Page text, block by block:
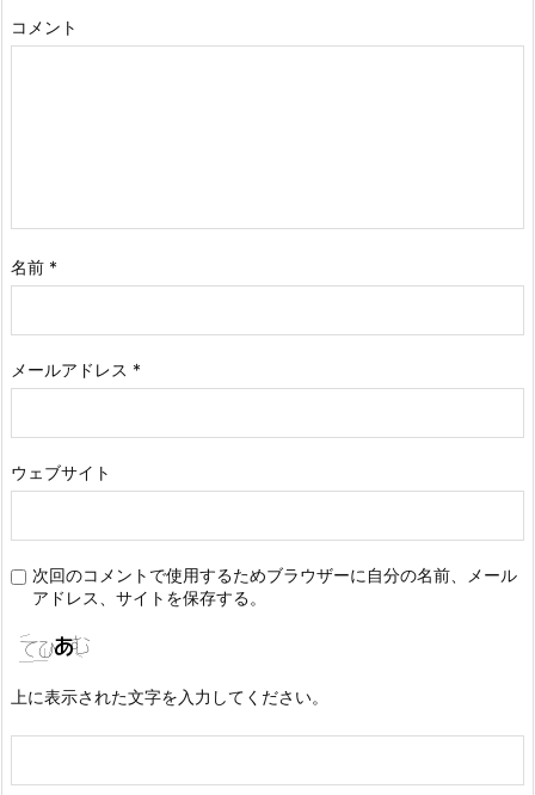
コメント
名前 *
メールアドレス *
ウェブサイト
次回のコメントで使用するためブラウザーに自分の名前、メール
アドレス、サイトを保存する。
上に表示された文字を入力してください。